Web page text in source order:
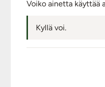
Voiko ainetta käyttää
Kyllä voi.